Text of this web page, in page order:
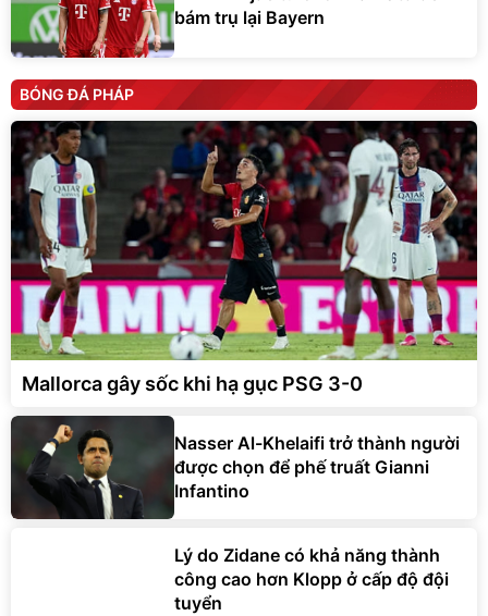
bám trụ lại Bayern
BÓNG ĐÁ PHÁP
Mallorca gây sốc khi hạ gục PSG 3-0
Nasser Al-Khelaifi trở thành người
được chọn để phế truất Gianni
Infantino
Lý do Zidane có khả năng thành
công cao hơn Klopp ở cấp độ đội
tuyển